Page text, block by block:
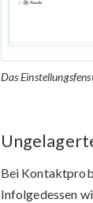
Das
Bei
Infolgedessen